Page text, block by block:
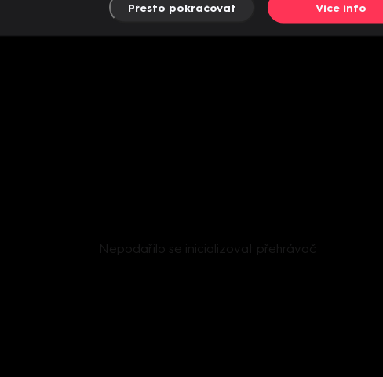
Nepodařilo se inicializovat přehrávač
Přesto pokračovat Více info